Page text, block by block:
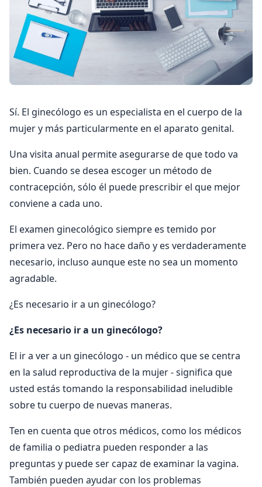
Sí. El ginecólogo es un especialista en el cuerpo de la
mujer y más particularmente en el aparato genital.
Una visita anual permite asegurarse de que todo va
bien. Cuando se desea escoger un método de
contracepción, sólo él puede prescribir el que mejor
conviene a cada uno.
El examen ginecológico siempre es temido por
primera vez. Pero no hace daño y es verdaderamente
necesario, incluso aunque este no sea un momento
agradable.
¿Es necesario ir a un ginecólogo?
¿Es necesario ir a un ginecólogo?
El ir a ver a un ginecólogo - un médico que se centra
en la salud reproductiva de la mujer - significa que
usted estás tomando la responsabilidad ineludible
sobre tu cuerpo de nuevas maneras.
Ten en cuenta que otros médicos, como los médicos
de familia o pediatra pueden responder a las
preguntas y puede ser capaz de examinar la vagina.
También pueden ayudar con los problemas